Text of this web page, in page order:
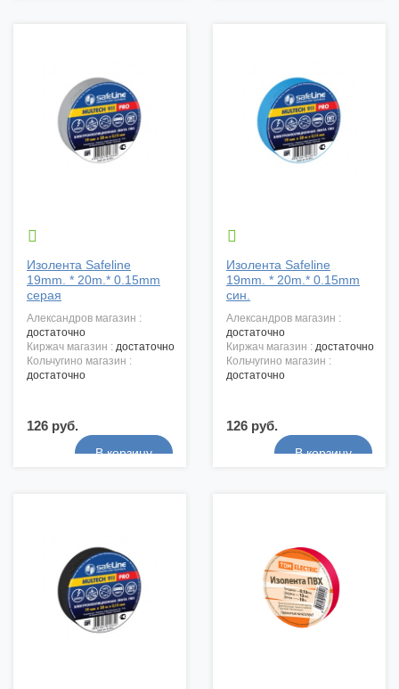

Изолента Safeline
19mm. * 20m.* 0.15mm
серая
александров магазин :
достаточно
киржач магазин : достаточно
кольчугино магазин :
достаточно
126 руб.

Изолента Safeline
19mm. * 20m.* 0.15mm
син.
александров магазин :
достаточно
киржач магазин : достаточно
кольчугино магазин :
достаточно
126 руб.